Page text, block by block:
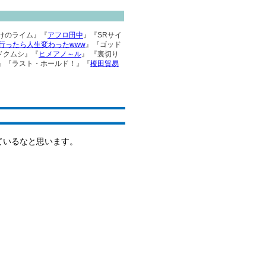
のライム』『アフロ田中』『SRサイ
ったら人生変わったwww』『ゴッド
クムシ』『 ヒメアノ～ル』 『裏切り
『ラスト・ホールド！』『榎田貿易
るなと思います。